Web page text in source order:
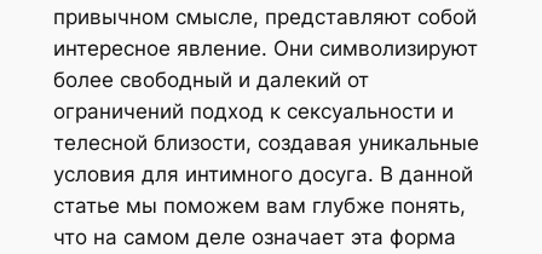
привычном смысле, представляют собой
интересное явление. Они символизируют
более свободный и далекий от
ограничений подход к сексуальности и
телесной близости, создавая уникальные
условия для интимного досуга. В данной
статье мы поможем вам глубже понять,
что на самом деле означает эта форма